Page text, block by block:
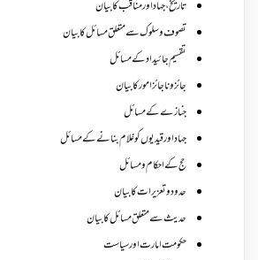
تاریخ،جہاد اور مناقب کا بیان
تصوف و سلوک سے متعلق مسائل کا بیان
تقسیم جائیداد کے مسائل
جائز و ناجائزامور کا بیان
جنازے کےمسائل
جہاد اور قیدیوں کو غلام بنانے کے مسائل
حج کے احکام ومسائل
حدود و تعزیرات کا بیان
حدیث سے متعلق مسائل کا بیان
حکومت امارت اور سیاست